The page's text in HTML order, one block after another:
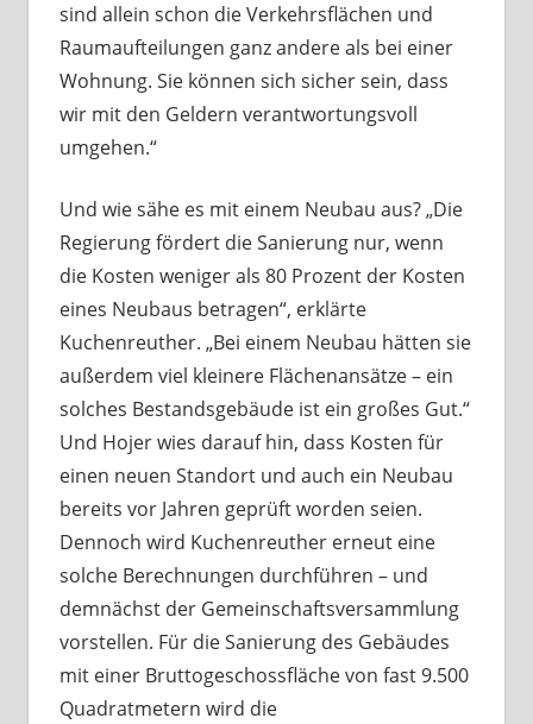
sind allein schon die Verkehrsflächen und
Raumaufteilungen ganz andere als bei einer
Wohnung. Sie können sich sicher sein, dass
wir mit den Geldern verantwortungsvoll
umgehen.“
Und wie sähe es mit einem Neubau aus? „Die
Regierung fördert die Sanierung nur, wenn
die Kosten weniger als 80 Prozent der Kosten
eines Neubaus betragen“, erklärte
Kuchenreuther. „Bei einem Neubau hätten sie
außerdem viel kleinere Flächenansätze – ein
solches Bestandsgebäude ist ein großes Gut.“
Und Hojer wies darauf hin, dass Kosten für
einen neuen Standort und auch ein Neubau
bereits vor Jahren geprüft worden seien.
Dennoch wird Kuchenreuther erneut eine
solche Berechnungen durchführen – und
demnächst der Gemeinschaftsversammlung
vorstellen. Für die Sanierung des Gebäudes
mit einer Bruttogeschossfläche von fast 9.500
Quadratmetern wird die